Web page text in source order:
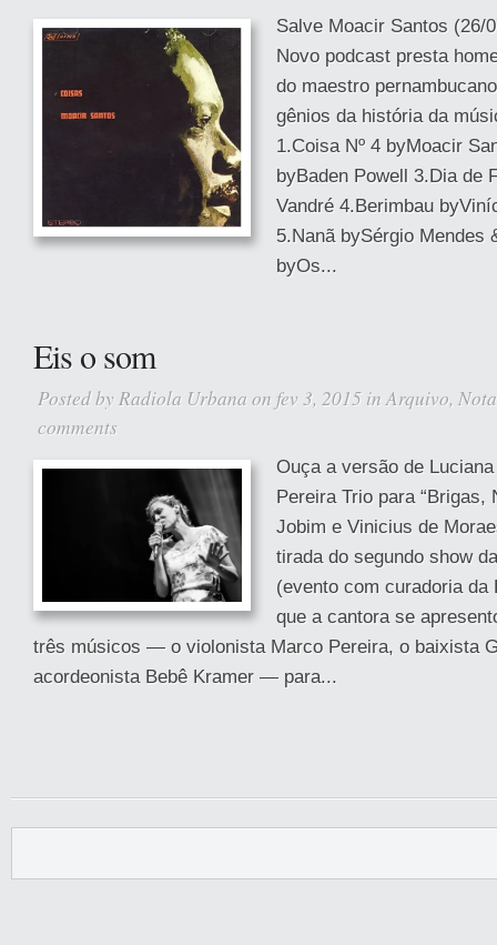
Salve Moacir Santos (26/
Novo podcast presta
do maestro
gênios da história da
1.Coisa Nº 4 byMoacir
byBaden Powell 3.Dia de
Vandré 4.Berimbau
5.Nanã bySérgio Mendes
byOs...
Eis o som
Posted by Radiola Urbana on fev 3, 2015 inArquivo,
comments
Ouça a versão de
Pereira Trio para “Brigas,
Jobim e Vinicius de
tirada do segundo show
(evento com curadoria da
que a cantora se
três músicos — o violonista Marco Pereira, o baixista
acordeonista Bebê Kramer — para...